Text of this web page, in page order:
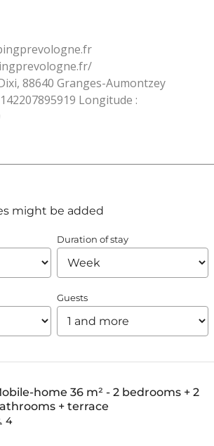
88640 Granges-Aumontzey
Longitude :